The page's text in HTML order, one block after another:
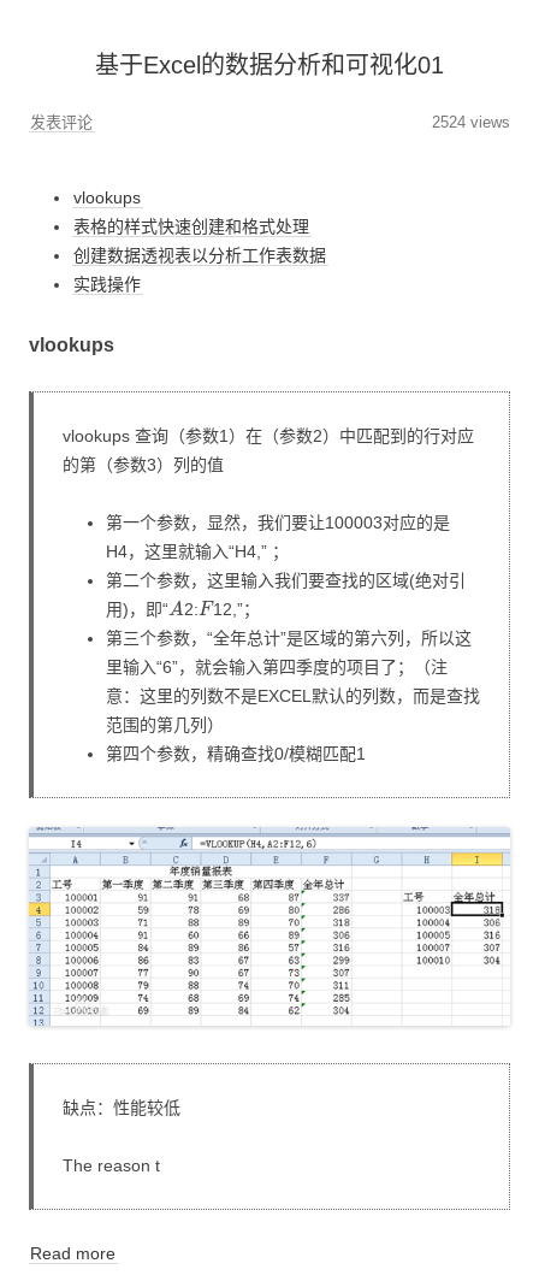
基于Excel的数据分析和可视化01
发表评论 2524 views
vlookups
表格的样式快速创建和格式处理
创建数据透视表以分析工作表数据
实践操作
vlookups
vlookups 查询（参数1）在（参数2）中匹配到的行对应
的第（参数3）列的值
第一个参数，显然，我们要让100003对应的是
H4，这里就输入“H4,” ；
第二个参数，这里输入我们要查找的区域(绝对引
用)，即“ A 2: F12,”；
第三个参数，“全年总计”是区域的第六列，所以这
里输入“6”，就会输入第四季度的项目了；（注
意：这里的列数不是EXCEL默认的列数，而是查找
范围的第几列）
第四个参数，精确查找0/模糊匹配1
缺点：性能较低
The reason t
Read more